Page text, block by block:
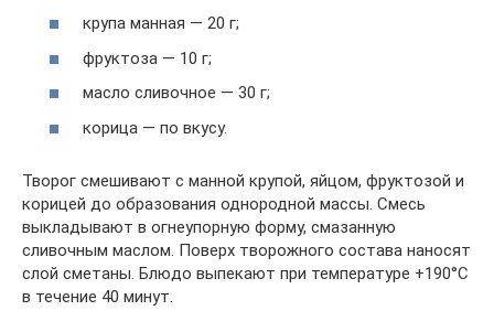
крупа манная — 20 г;
фруктоза — 10 г;
масло сливочное — 30 г;
корица — по вкусу.
Творог смешивают с манной крупой, яйцом, фруктозой и
корицей до образования однородной массы. Смесь
выкладывают в огнеупорную форму, смазанную
сливочным маслом. Поверх творожного состава наносят
слой сметаны. Блюдо выпекают при температуре +190°C
в течение 40 минут.